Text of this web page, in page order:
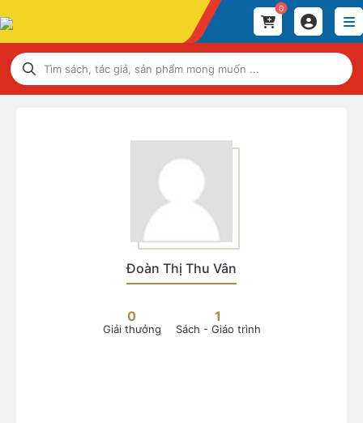
0
Đoàn Thị Thu Vân
0
Giải thưởng
1
Sách - Giáo trình